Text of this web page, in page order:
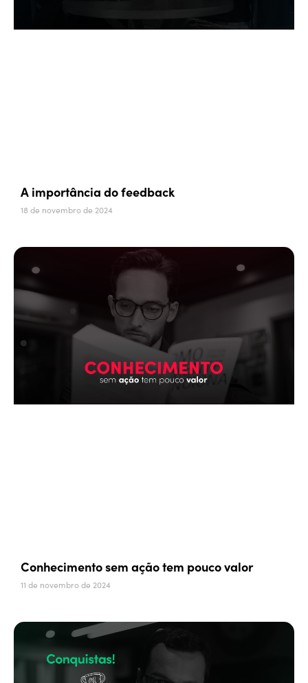
A importância do feedback
18 de novembro de 2024
Conhecimento sem ação tem pouco valor
11 de novembro de 2024